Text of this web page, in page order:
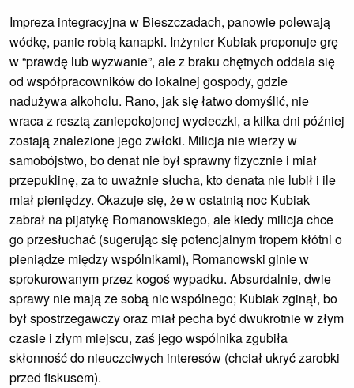
Impreza integracyjna w Bieszczadach, panowie polewają
wódkę, panie robią kanapki. Inżynier Kubiak proponuje grę
w “prawdę lub wyzwanie”, ale z braku chętnych oddala się
od współpracowników do lokalnej gospody, gdzie
nadużywa alkoholu. Rano, jak się łatwo domyślić, nie
wraca z resztą zaniepokojonej wycieczki, a kilka dni później
zostają znalezione jego zwłoki. Milicja nie wierzy w
samobójstwo, bo denat nie był sprawny fizycznie i miał
przepuklinę, za to uważnie słucha, kto denata nie lubił i ile
miał pieniędzy. Okazuje się, że w ostatnią noc Kubiak
zabrał na pijatykę Romanowskiego, ale kiedy milicja chce
go przesłuchać (sugerując się potencjalnym tropem kłótni o
pieniądze między wspólnikami), Romanowski ginie w
sprokurowanym przez kogoś wypadku. Absurdalnie, dwie
sprawy nie mają ze sobą nic wspólnego; Kubiak zginął, bo
był spostrzegawczy oraz miał pecha być dwukrotnie w złym
czasie i złym miejscu, zaś jego wspólnika zgubiła
skłonność do nieuczciwych interesów (chciał ukryć zarobki
przed fiskusem).